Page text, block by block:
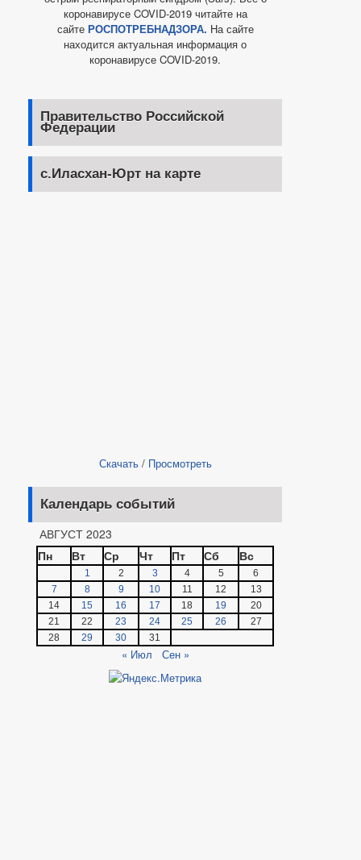
коронавирусе COVID-2019 читайте на
сайте РОСПОТРЕБНАДЗОРА. На сайте
находится актуальная информация о
коронавирусе COVID-2019.
Правительство Российской
Федерации
с.Иласхан-Юрт на карте
Скачать/ Просмотреть
Календарь событий
АВГУСТ 2023
Пн
Вт Ср Чт Пт Сб Вс
1 2 3 4 5
6
7
8 9 10 11 12
13
14
15 16 17 18 19
20
21
22 23 24 25 26
27
28
29 30 31
« Июл Сен »